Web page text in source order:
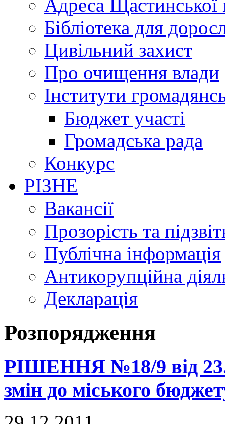
Адреса Щастинської
Бібліотека для
Цивільний захист
Про очищення влади
Інститути
Бюджет участі
Громадська рада
Конкурс
РІЗНЕ
Вакансії
Прозорість та
Публічна інформація
Антикорупційна
Декларація
Розпорядження
РІШЕННЯ №18/9 від
змін до міського